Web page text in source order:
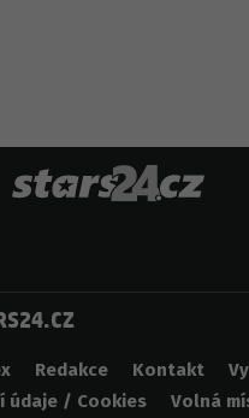
Redakce Kontakt
údaje / Cookies
Volná